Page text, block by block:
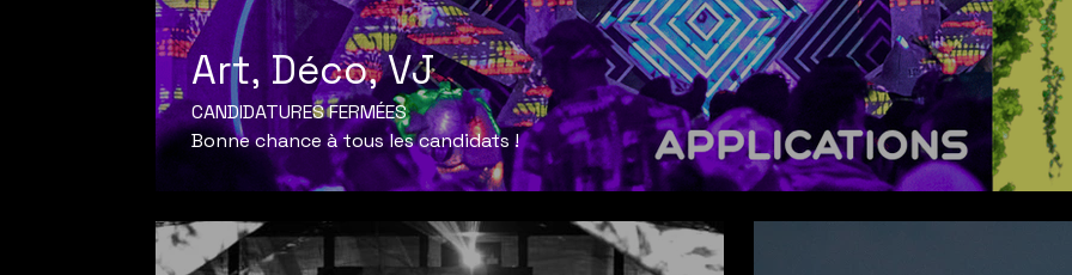
Art, Déco, VJ
CANDIDATURES FERMÉES
Bonne chance à tous les candidats !